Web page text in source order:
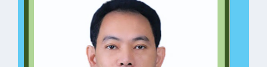
วิชาช่างไฟฟ้า
คลิกเพื่อเปิดไฟล์ PDF
ซื้อวัสดุฝึก ปวช.ทวิศึกษา แผนกวิชาช่างยนต์
คลิกเพื่อเปิดไฟล์ PDF